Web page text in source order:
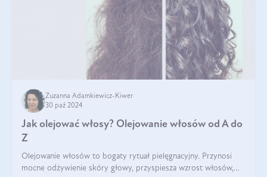
Zuzanna Adamkiewicz-Kiwer
30 paź 2024
Jak olejować włosy? Olejowanie włosów od A do
Z
Olejowanie włosów to bogaty rytuał pielęgnacyjny. Przynosi
mocne odżywienie skóry głowy, przyspiesza wzrost włosów,